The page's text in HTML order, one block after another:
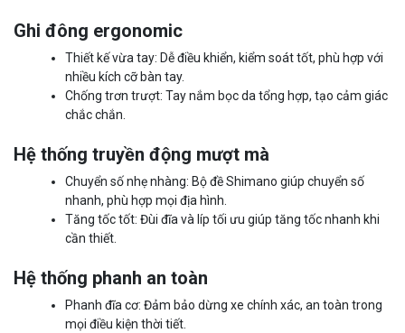
Ghi đông ergonomic
Thiết kế vừa tay: Dễ điều khiển, kiểm soát tốt, phù hợp với
nhiều kích cỡ bàn tay.
Chống trơn trượt: Tay nắm bọc da tổng hợp, tạo cảm giác
chắc chắn.
Hệ thống truyền động mượt mà
Chuyển số nhẹ nhàng: Bộ đề Shimano giúp chuyển số
nhanh, phù hợp mọi địa hình.
Tăng tốc tốt: Đùi đĩa và líp tối ưu giúp tăng tốc nhanh khi
cần thiết.
Hệ thống phanh an toàn
Phanh đĩa cơ: Đảm bảo dừng xe chính xác, an toàn trong
mọi điều kiện thời tiết.